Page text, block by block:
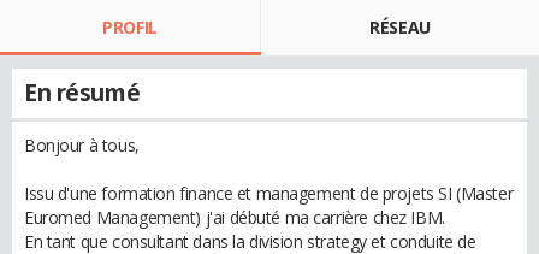
PROFIL RÉSEAU
En résumé
Bonjour à tous,
Issu d'une formation finance et management de projets SI (Master
Euromed Management) j'ai débuté ma carrière chez IBM.
En tant que consultant dans la division strategy et conduite de